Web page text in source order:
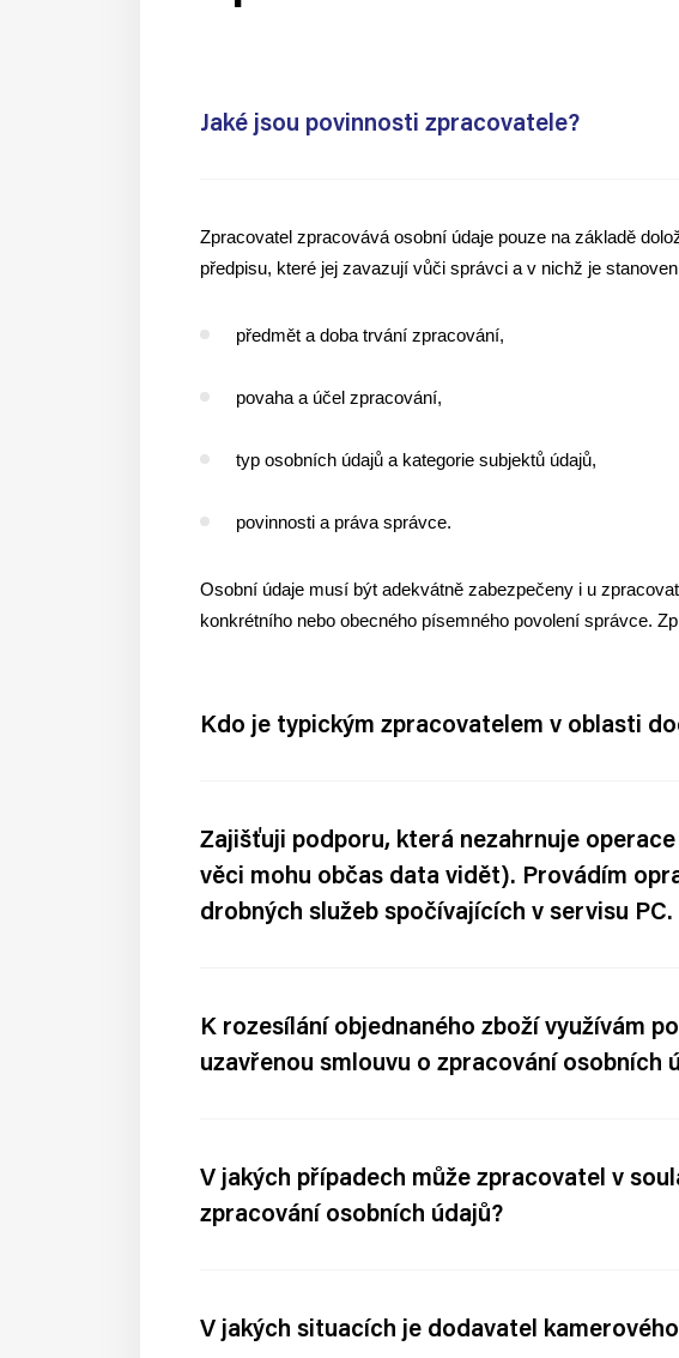
Jaké jsou povinnosti zpracovatele?
Zpracovatel zpracovává osobní údaje pouze na základě
předpisu, které jej zavazují vůči správci a v nichž je stanoven
předmět a doba trvání zpracování,
povaha a účel zpracování,
typ osobních údajů a kategorie subjektů údajů,
povinnosti a práva správce.
Osobní údaje musí být adekvátně zabezpečeny i u
konkrétního nebo obecného písemného povolení správce.
Kdo je typickým zpracovatelem v oblasti
Zajišťuji podporu, která nezahrnuje
věci mohu občas data vidět). Provádím
drobných služeb spočívajících v servisu
K rozesílání objednaného zboží využívám
uzavřenou smlouvu o zpracování osobních
V jakých případech může zpracovatel v
zpracování osobních údajů?
V jakých situacích je dodavatel